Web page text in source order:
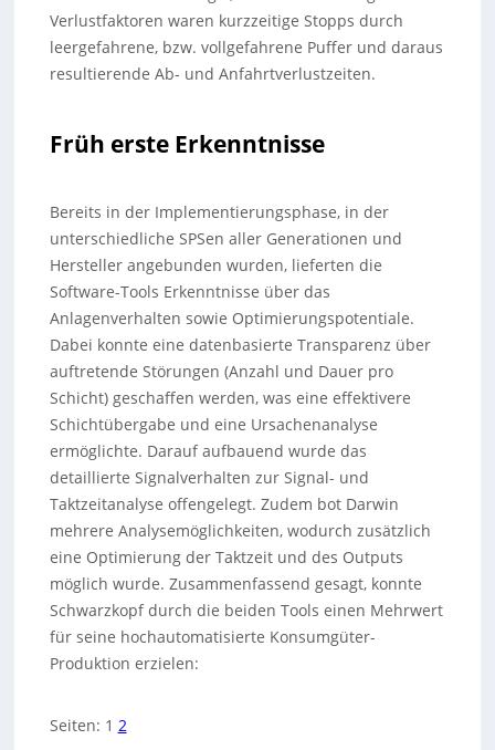
Verlustfaktoren waren kurzzeitige Stopps durch
leergefahrene, bzw. vollgefahrene Puffer und daraus
resultierende Ab- und Anfahrtverlustzeiten.
Früh erste Erkenntnisse
Bereits in der Implementierungsphase, in der
unterschiedliche SPSen aller Generationen und
Hersteller angebunden wurden, lieferten die
Software-Tools Erkenntnisse über das
Anlagenverhalten sowie Optimierungspotentiale.
Dabei konnte eine datenbasierte Transparenz über
auftretende Störungen (Anzahl und Dauer pro
Schicht) geschaffen werden, was eine effektivere
Schichtübergabe und eine Ursachenanalyse
ermöglichte. Darauf aufbauend wurde das
detaillierte Signalverhalten zur Signal- und
Taktzeitanalyse offengelegt. Zudem bot Darwin
mehrere Analysemöglichkeiten, wodurch zusätzlich
eine Optimierung der Taktzeit und des Outputs
möglich wurde. Zusammenfassend gesagt, konnte
Schwarzkopf durch die beiden Tools einen Mehrwert
für seine hochautomatisierte Konsumgüter-
Produktion erzielen:
Seiten: 1 2